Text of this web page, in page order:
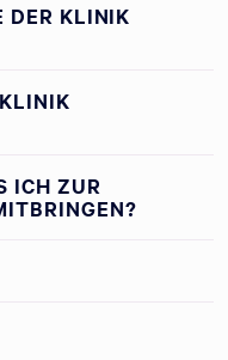
DER KLINIK
ICH ZUR